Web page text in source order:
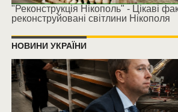
"Реконструкція Нікополь" - Цікаві
реконструйовані світлини Нікополя
НОВИНИ УКРАЇНИ